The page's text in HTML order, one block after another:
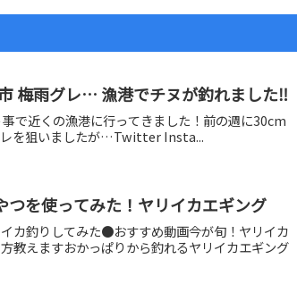
『フカセ釣り』島根県 浜田市 梅雨グレ… 漁港でチヌが釣れました‼️
で近くの漁港に行ってきました！前の週に30cm
レを狙いましたが…Twitter Insta...
つを使ってみた！ヤリイカエギング
カ釣りしてみた●おすすめ動画今が旬！ヤリイカ
教えますおかっぱりから釣れるヤリイカエギング